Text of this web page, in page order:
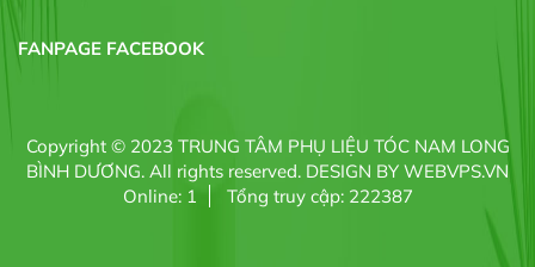
FANPAGE FACEBOOK
Copyright © 2023 TRUNG TÂM PHỤ LIỆU TÓC NAM LONG
BÌNH DƯƠNG. All rights reserved. DESIGN BY WEBVPS.VN
Online: 1
Tổng truy cập: 222387